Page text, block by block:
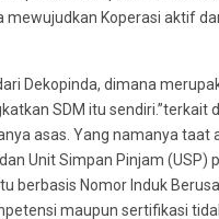
mewujudkan Koperasi aktif
Dekopinda, dimana
SDM itu sendiri.”terkait
asas. Yang namanya taat
Unit Simpan Pinjam (USP)
Nomor Induk
maupun sertifikasi